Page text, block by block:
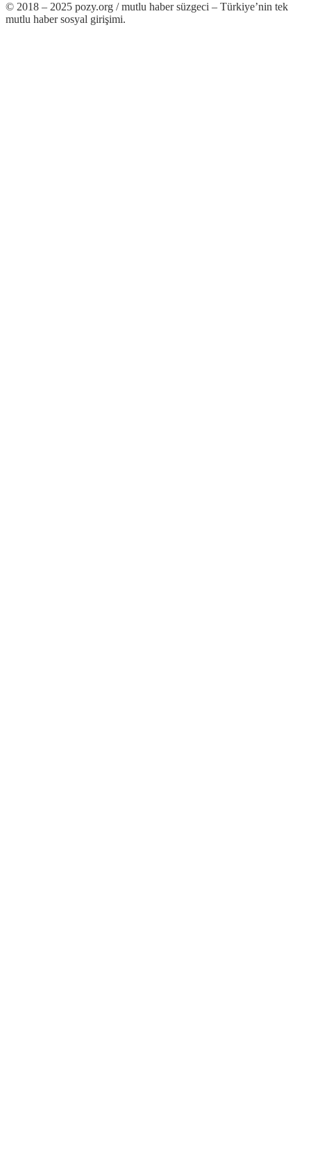
© 2018 – 2025 pozy.org / mutlu haber süzgeci – Türkiye’nin tek
mutlu haber sosyal girişimi.